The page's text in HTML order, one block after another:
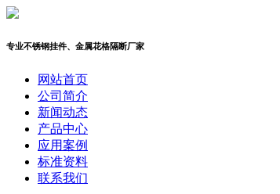
专业不锈钢挂件、金属花格隔断厂家
网站首页
公司简介
新闻动态
产品中心
应用案例
标准资料
联系我们